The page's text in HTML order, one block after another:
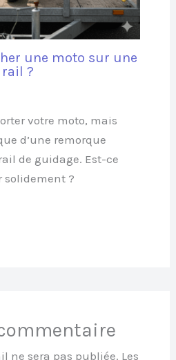
une moto sur une
?
votre moto, mais
d’une remorque
de guidage. Est-ce
solidement ?
ne sera pas publiée. Les